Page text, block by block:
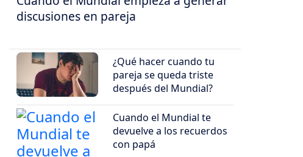
discusiones en pareja
¿Qué hacer cuando tu
pareja se queda triste
después del Mundial?
Cuando el Mundial te
devuelve a los recuerdos
con papá